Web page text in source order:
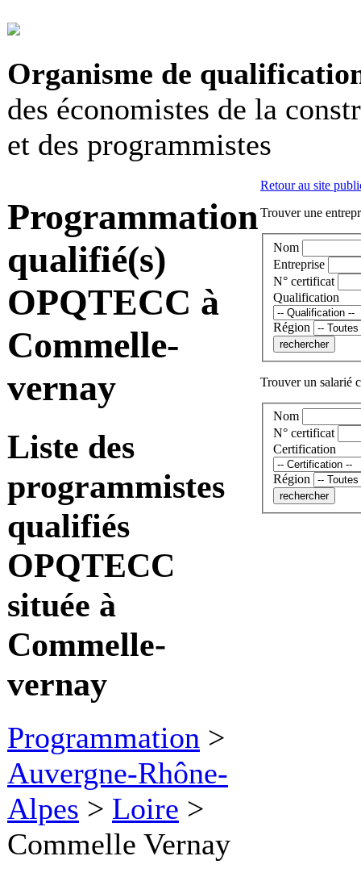
Organisme de
des économistes de la
et des programmistes
Programmation
qualifié(s)
OPQTECC à
Commelle-
vernay
Liste des
programmistes
qualifiés
OPQTECC
située à
Commelle-
vernay
Programmation >
Auvergne-Rhône-
Alpes > Loire >
Commelle Vernay
Retour au site
Trouver une
Nom
Entreprise
N° certificat
Qualification
Région
Trouver un salarié
Nom
N° certificat
Certification
Région